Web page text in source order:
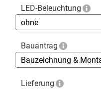
LED-Beleuchtung
Bauantrag
Lieferung